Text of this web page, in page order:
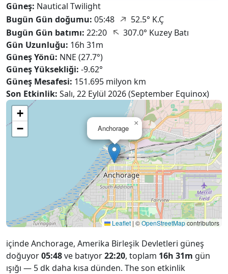
Güneş: Nautical Twilight
Bugün Gün doğumu: 05:48 ↑ 52.5° K.Ç
Bugün Gün batımı: 22:20 ↑307.0° Kuzey Batı
Gün Uzunluğu: 16h 31m
Güneş Yönü: NNE (27.7°)
Güneş Yüksekliği: -9.62°
Güneş Mesafesi: 151.695 milyon km
Son Etkinlik: Salı, 22 Eylül 2026 (September Equinox)
Anchorage
×
+
−
Leaflet | ©OpenStreetMapcontributors
içinde Anchorage, Amerika Birleşik Devletleri güneş
doğuyor05:48ve batıyor22:20, toplam 16h 31m gün
ışığı — 5 dk daha kısa dünden. The son etkinlik